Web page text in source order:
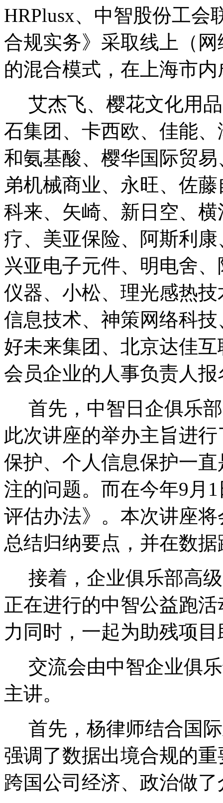
HRPlusx、中智股份工会
合规实务》采取线上（
的混合模式，在上海市
艾杰飞、樱花文化用
石集团、卡西欧、佳能
和氨基酸、樱华国际贸
弟机械商业、永旺、佐
科来、矢崎、新日空、
疗、美亚保险、阿斯利
兴亚电子元件、明电舍
仪器、小松、理光感热
信息技术、神策网络科
好未来集团、北京达佳
会员企业的人事负责人
首先，中智日企俱乐
此次讲座的举办主旨进
保护、个人信息保护一
注的问题。而在今年9月
评估办法》。本次讲座
总结归纳要点，并在数
接着，企业俱乐部高
正在进行的中智公益跑
力同时，一起为助残项
交流会由中智企业俱
主讲。
首先，杨律师结合国
强调了数据出境合规的
跨国公司经济、政治做了